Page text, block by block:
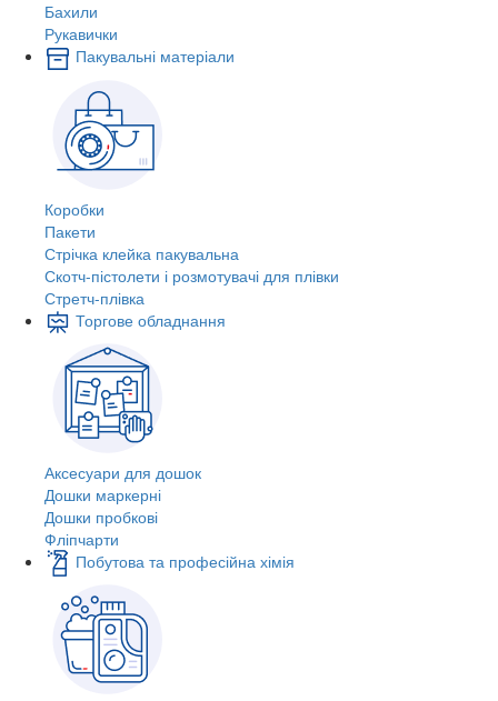
Бахили
Рукавички
Пакувальні матеріали
Коробки
Пакети
Стрічка клейка пакувальна
Скотч-пістолети і розмотувачі для плівки
Стретч-плівка
Торгове обладнання
Аксесуари для дошок
Дошки маркерні
Дошки пробкові
Фліпчарти
Побутова та професійна хімія